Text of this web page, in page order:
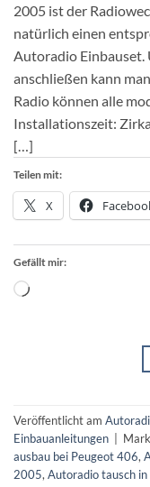
2005 ist der
natürlich einen
Autoradio Einbauset.
anschließen kann
Radio können alle
Installationszeit:
[…]
Teilen mit:
X
Gefällt mir:
Wird
Veröffentlicht am
Einbauanleitungen
ausbau bei Peugeot 406,
2005, Autoradio tausch